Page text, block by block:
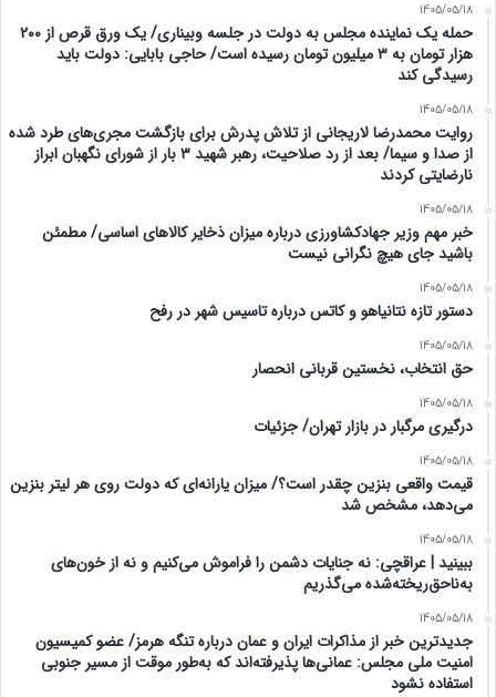
1405/05/18
حمله یک نماینده مجلس به دولت در جلسه وبیناری/ یک ورق قرص از ۲۰۰
هزار تومان به ۳ میلیون تومان رسیده است/ حاجی بابایی: دولت باید
رسیدگی کند
1405/05/18
روایت محمدرضا لاریجانی از تلاش پدرش برای بازگشت مجری‌های طرد شده
از صدا و سیما/ بعد از رد صلاحیت، رهبر شهید ۳ بار از شورای نگهبان ابراز
نارضایتی کردند
1405/05/18
خبر مهم وزیر جهادکشاورزی درباره میزان ذخایر کالاهای اساسی/ مطمئن
باشید جای هیچ نگرانی نیست
1405/05/18
دستور تازه نتانیاهو و کاتس درباره تاسیس شهر در رفح
1405/05/18
حق انتخاب، نخستین قربانی انحصار
1405/05/18
درگیری مرگبار در بازار تهران/ جزئیات
1405/05/18
قیمت واقعی بنزین چقدر است؟/ میزان یارانه‌ای که دولت روی هر لیتر بنزین
می‌دهد، مشخص شد
1405/05/18
ببینید | عراقچی: نه جنایات دشمن را فراموش می‌کنیم و نه از خون‌های
به‌ناحق‌ریخته‌شده می‌گذریم
1405/05/18
جدیدترین خبر از مذاکرات ایران و عمان درباره تنگه هرمز/ عضو کمیسیون
امنیت ملی مجلس: عمانی‌ها پذیرفته‌اند که به‌طور موقت از مسیر جنوبی
استفاده نشود